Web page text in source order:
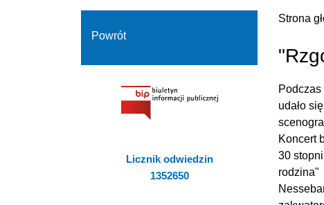
Strona
udało
Koncert
30
rodzina"
Powrót
Licznik odwiedzin
1352650